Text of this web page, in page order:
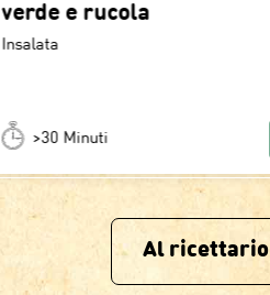
verde e rucola
Insalata
>30 Minuti
Al ricettario